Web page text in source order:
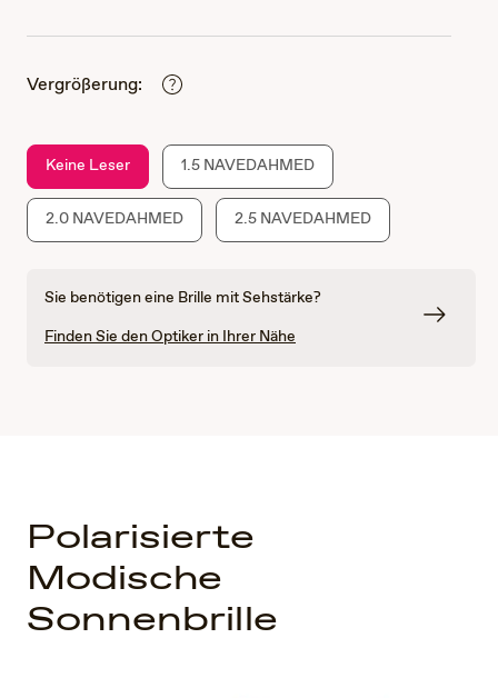
Vergrößerung:
Keine Leser 1.5 NAVEDAHMED
2.0 NAVEDAHMED 2.5 NAVEDAHMED
Sie benötigen eine Brille mit Sehstärke?
Finden Sie den Optiker in Ihrer Nähe
Polarisierte
Modische
Sonnenbrille